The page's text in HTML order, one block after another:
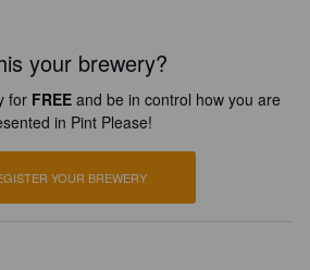
your brewery?
for FREE and be in control how you are
in Pint Please!
YOUR BREWERY